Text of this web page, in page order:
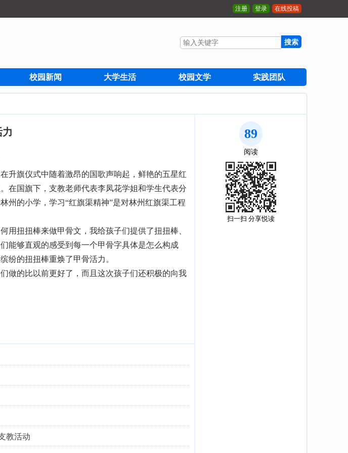
注册 登录 在线投稿
搜索
校园新闻 大学生活 校园文学 实践团队
升旗仪式中随着激昂的国歌声响起，鲜艳的五星红
在国旗下，支教老师代表李凤花学姐和学生代表分
州的小学，学习“红旗渠精神”是对林州红旗渠工程
用扭扭棒来做甲骨文，我给孩子们提供了扭扭棒、
能够直观的感受到每一个甲骨字具体是怎么构成
纷的扭扭棒重焕了甲骨活力。
做的比以前更好了，而且这次孩子们还积极的向我
教活动
89
阅读
扫一扫 分享悦读